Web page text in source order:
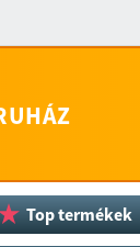
Top termékek